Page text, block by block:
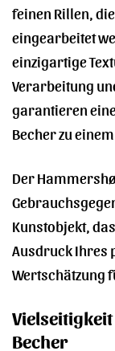
feinen Rillen,
eingearbeitet
einzigartige
Verarbeitung
garantieren
Becher zu
Der
Kunstobjekt,
Ausdruck Ihres
Wertschätzung
Becher